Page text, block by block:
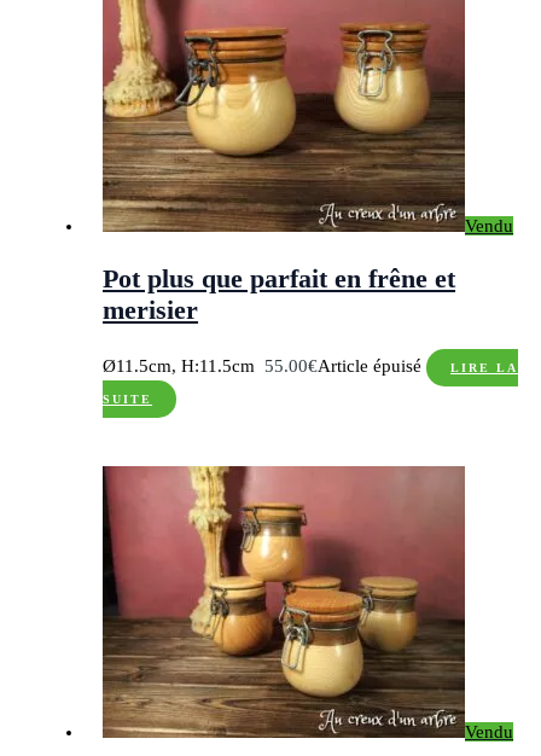
Vendu
Pot plus que parfait en frêne et
merisier
Ø11.5cm, H:11.5cm 55.00€Article épuisé LIRE LA
SUITE
Vendu